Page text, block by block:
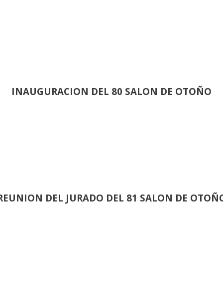
INAUGURACION DEL 80 SALON DE OTOÑO
DEL JURADO DEL 81 SALON DE